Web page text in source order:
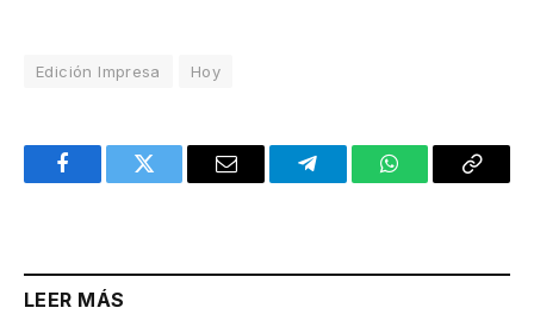
Edición Impresa Hoy
FacebookTwitter Email TelegramWhatsAppCopy
LEER MÁS